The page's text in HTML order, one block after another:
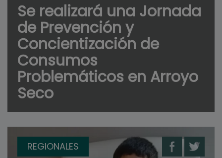
Se realizará una Jornada
de Prevención y
Concientización de
Consumos
Problemáticos en Arroyo
Seco
REGIONALES